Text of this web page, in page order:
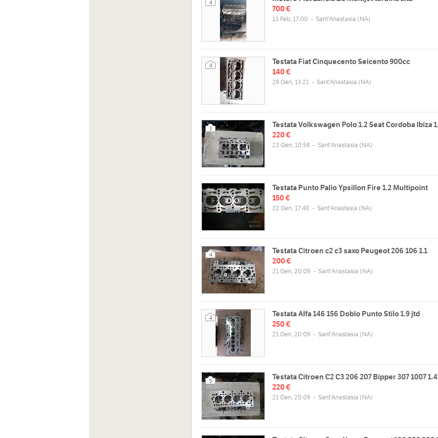
4
700 €
13 Feb, 17:00 - Sant'Anastasia (NA)
4
Testata Fiat Cinquecento Seicento 900cc
140 €
29 Gen, 13:21 - Sant'Anastasia (NA)
3
Testata Volkswagen Polo 1.2 Seat Cordoba Ibiza
220 €
23 Gen, 10:58 - Sant'Anastasia (NA)
Testata Punto Palio Ypsillon Fire 1.2 Multipoint
150 €
22 Gen, 17:40 - Sant'Anastasia (NA)
4
Testata Citroen c2 c3 saxo Peugeot 206 106 1.1
200 €
21 Gen, 20:09 - Sant'Anastasia (NA)
4
Testata Alfa 146 156 Doblo Punto Stilo 1.9 jtd
250 €
21 Gen, 20:09 - Sant'Anastasia (NA)
5
Testata Citroen C2 C3 206 207 Bipper 307 1007 1.4
220 €
21 Gen, 20:09 - Sant'Anastasia (NA)